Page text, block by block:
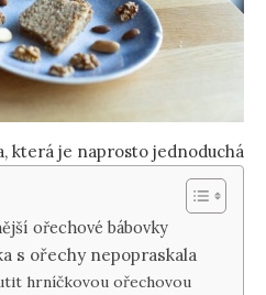
která je naprosto jednoduchá
ořechové bábovky
s ořechy nepopraskala